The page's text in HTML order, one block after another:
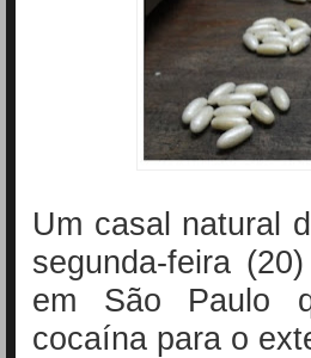
Um casal natural
segunda-feira
em São Paulo
cocaína para o